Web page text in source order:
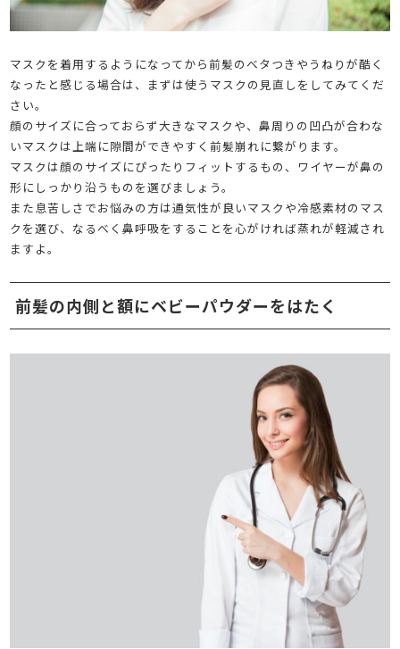
マスクを着用するようになってから前髪のベタつきやうねりが酷く
なったと感じる場合は、まずは使うマスクの見直しをしてみてくだ
さい。
顔のサイズに合っておらず大きなマスクや、鼻周りの凹凸が合わな
いマスクは上端に隙間ができやすく前髪崩れに繋がります。
マスクは顔のサイズにぴったりフィットするもの、ワイヤーが鼻の
形にしっかり沿うものを選びましょう。
また息苦しさでお悩みの方は通気性が良いマスクや冷感素材のマス
クを選び、なるべく鼻呼吸をすることを心がければ蒸れが軽減され
ますよ。
前髪の内側と額にベビーパウダーをはたく